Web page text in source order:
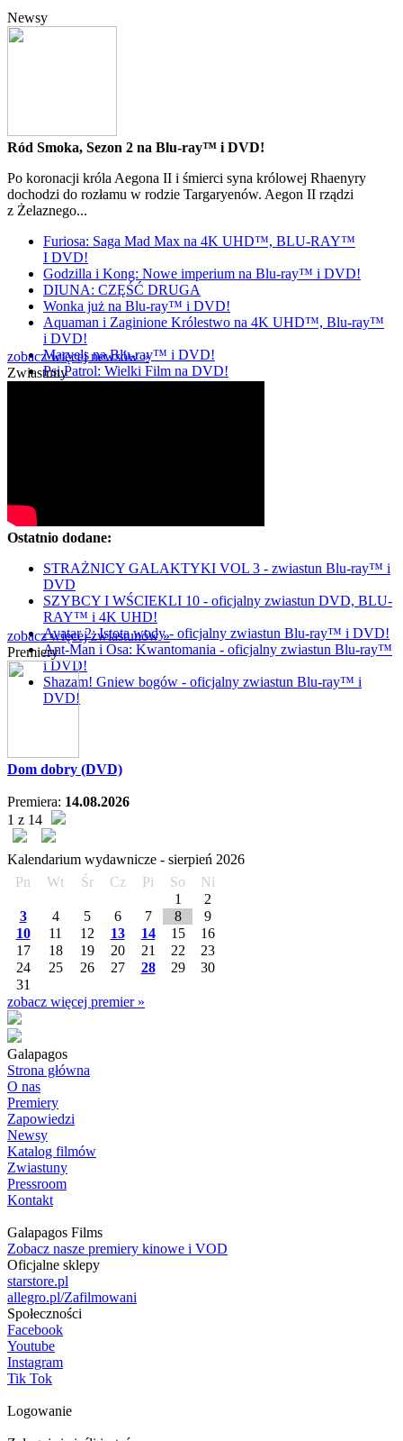
Newsy
Ród Smoka, Sezon 2 na Blu-ray™ i DVD!
Po koronacji króla Aegona II i śmierci syna królowej Rhaenyry
dochodzi do rozłamu w rodzie Targaryenów. Aegon II rządzi
z Żelaznego...
Furiosa: Saga Mad Max na 4K UHD™, BLU-RAY™
I DVD!
Godzilla i Kong: Nowe imperium na Blu-ray™ i DVD!
DIUNA: CZĘŚĆ DRUGA
Wonka już na Blu-ray™ i DVD!
Aquaman i Zaginione Królestwo na 4K UHD™, Blu-ray™
i DVD!
Marvels na Blu-ray™ i DVD!
Psi Patrol: Wielki Film na DVD!
zobacz więcej newsów »
Zwiastuny
Ostatnio dodane:
STRAŻNICY GALAKTYKI VOL 3 - zwiastun Blu-ray™ i
DVD
SZYBCY I WŚCIEKLI 10 - oficjalny zwiastun DVD, BLU-
RAY™ i 4K UHD!
Avatar 2: Istota wody - oficjalny zwiastun Blu-ray™ i DVD!
Ant-Man i Osa: Kwantomania - oficjalny zwiastun Blu-ray™
i DVD!
Shazam! Gniew bogów - oficjalny zwiastun Blu-ray™ i
DVD!
zobacz więcej zwiastunów »
Premiery
Dom dobry (DVD)
Premiera: 14.08.2026
1 z 14
Kalendarium wydawnicze - sierpień 2026
Pn
Wt Śr Cz Pi So
Ni
1
2
3
4 5 6 7 8
9
10
11 12 13 14 15
16
17
18 19 20 21 22
23
24
25 26 27 28 29
30
31
zobacz więcej premier »
Galapagos
Strona główna
O nas
Premiery
Zapowiedzi
Newsy
Katalog filmów
Zwiastuny
Pressroom
Kontakt
Galapagos Films
Zobacz nasze premiery kinowe i VOD
Oficjalne sklepy
starstore.pl
allegro.pl/Zafilmowani
Społeczności
Facebook
Youtube
Instagram
Tik Tok
Logowanie